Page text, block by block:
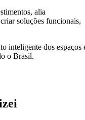
alia
soluções funcionais,
inteligente dos espaços
o Brasil.